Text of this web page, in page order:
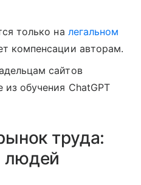
только на легальном
компенсации авторам.
сайтов
из обучения ChatGPT
труда:
людей